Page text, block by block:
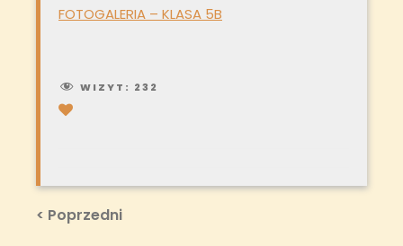
FOTOGALERIA – KLASA 5B
WIZYT: 232
Nawigacja
Previous
< Poprzedni